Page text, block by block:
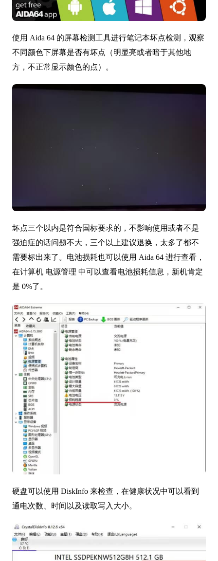
使用 Aida 64 的屏幕检测工具进行笔记本坏点检测，观察
不同颜色下屏幕是否有坏点（明显亮或者暗于其他地
方，不正常显示颜色的点）。
坏点三个以内是符合国标要求的，不影响使用或者不是
强迫症的话问题不大，三个以上建议退换，太多了都不
需要标出来了。电池损耗也可以使用 Aida 64 进行查看，
在计算机 电源管理 中可以查看电池损耗信息，新机肯定
是 0%了。
硬盘可以使用 DiskInfo 来检查，在健康状况中可以看到
通电次数、时间以及读取写入大小。